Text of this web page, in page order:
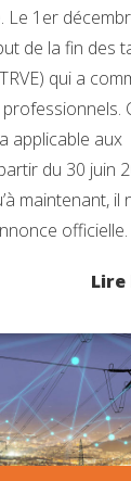
Le 1er
de la fin des
qui a
applicable aux
du 30 juin
maintenant, il
officielle.
Lire